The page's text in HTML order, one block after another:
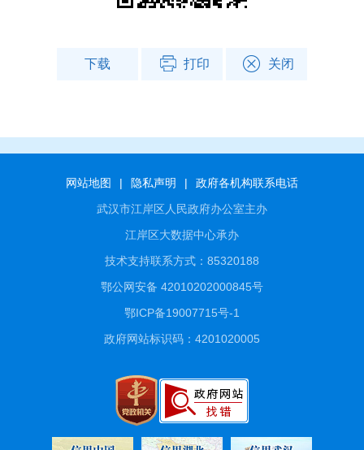
下载 打印 关闭
网站地图 | 隐私声明 |
政府各机构联系电话
武汉市江岸区人民政府办公室主办
江岸区大数据中心承办
技术支持联系方式：85320188
鄂公网安备 42010202000845号
鄂ICP备19007715号-1
政府网站标识码：4201020005